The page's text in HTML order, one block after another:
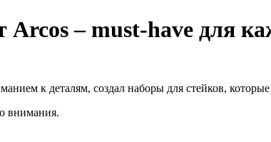
– must-have для
к деталям, создал наборы для стейков,
внимания.